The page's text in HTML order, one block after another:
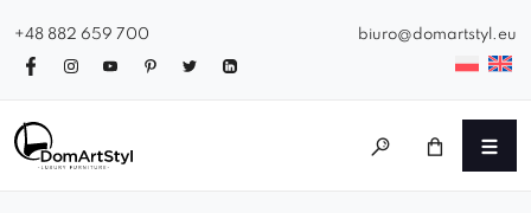
+48 882 659 700 biuro@domartstyl.eu